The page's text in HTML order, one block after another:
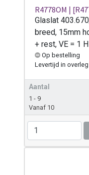
R4778OM |
Glaslat
breed, 15mm
+ rest, VE = 1
Op bestelling
Levertijd in overleg
Aantal
1 - 9
Vanaf 10